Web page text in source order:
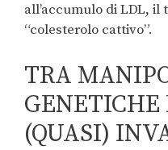
all’accumulo di LDL,
“colesterolo cattivo”.
TRA
(QUASI)